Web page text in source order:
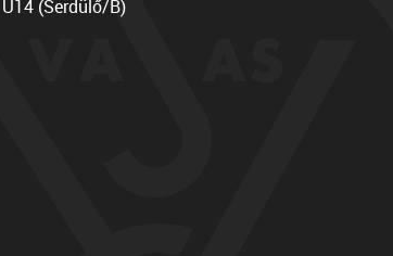
U14 (Serdülő/B)